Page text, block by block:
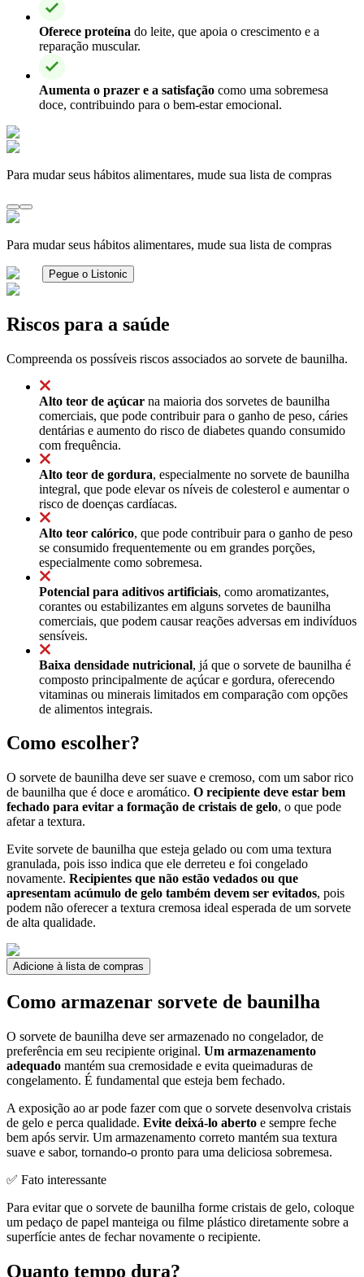
Oferece proteína do leite, que apoia o crescimento e a
reparação muscular.
Aumenta o prazer e a satisfação como uma sobremesa
doce, contribuindo para o bem-estar emocional.
Para mudar seus hábitos alimentares, mude sua lista de compras
Para mudar seus hábitos alimentares, mude sua lista de compras
Pegue o Listonic
Riscos para a saúde
Compreenda os possíveis riscos associados ao sorvete de baunilha.
Alto teor de açúcar na maioria dos sorvetes de baunilha
comerciais, que pode contribuir para o ganho de peso, cáries
dentárias e aumento do risco de diabetes quando consumido
com frequência.
Alto teor de gordura, especialmente no sorvete de baunilha
integral, que pode elevar os níveis de colesterol e aumentar o
risco de doenças cardíacas.
Alto teor calórico, que pode contribuir para o ganho de peso
se consumido frequentemente ou em grandes porções,
especialmente como sobremesa.
Potencial para aditivos artificiais, como aromatizantes,
corantes ou estabilizantes em alguns sorvetes de baunilha
comerciais, que podem causar reações adversas em indivíduos
sensíveis.
Baixa densidade nutricional, já que o sorvete de baunilha é
composto principalmente de açúcar e gordura, oferecendo
vitaminas ou minerais limitados em comparação com opções
de alimentos integrais.
Como escolher?
O sorvete de baunilha deve ser suave e cremoso, com um sabor rico
de baunilha que é doce e aromático. O recipiente deve estar bem
fechado para evitar a formação de cristais de gelo, o que pode
afetar a textura.
Evite sorvete de baunilha que esteja gelado ou com uma textura
granulada, pois isso indica que ele derreteu e foi congelado
novamente. Recipientes que não estão vedados ou que
apresentam acúmulo de gelo também devem ser evitados, pois
podem não oferecer a textura cremosa ideal esperada de um sorvete
de alta qualidade.
Adicione à lista de compras
Como armazenar sorvete de baunilha
O sorvete de baunilha deve ser armazenado no congelador, de
preferência em seu recipiente original. Um armazenamento
adequado mantém sua cremosidade e evita queimaduras de
congelamento. É fundamental que esteja bem fechado.
A exposição ao ar pode fazer com que o sorvete desenvolva cristais
de gelo e perca qualidade. Evite deixá-lo aberto e sempre feche
bem após servir. Um armazenamento correto mantém sua textura
suave e sabor, tornando-o pronto para uma deliciosa sobremesa.
✅ Fato interessante
Para evitar que o sorvete de baunilha forme cristais de gelo, coloque
um pedaço de papel manteiga ou filme plástico diretamente sobre a
superfície antes de fechar novamente o recipiente.
Quanto tempo dura?